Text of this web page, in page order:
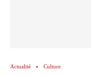
Actualité Culture